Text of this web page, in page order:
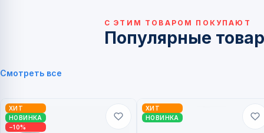
С ЭТИМ ТОВАРОМ ПОКУПАЮТ
Популярные
Смотреть все
ХИТ
НОВИНКА
−10%
ХИТ
НОВИНКА